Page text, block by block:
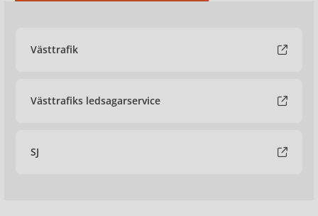
Västtrafik
Västtrafiks ledsagarservice
SJ